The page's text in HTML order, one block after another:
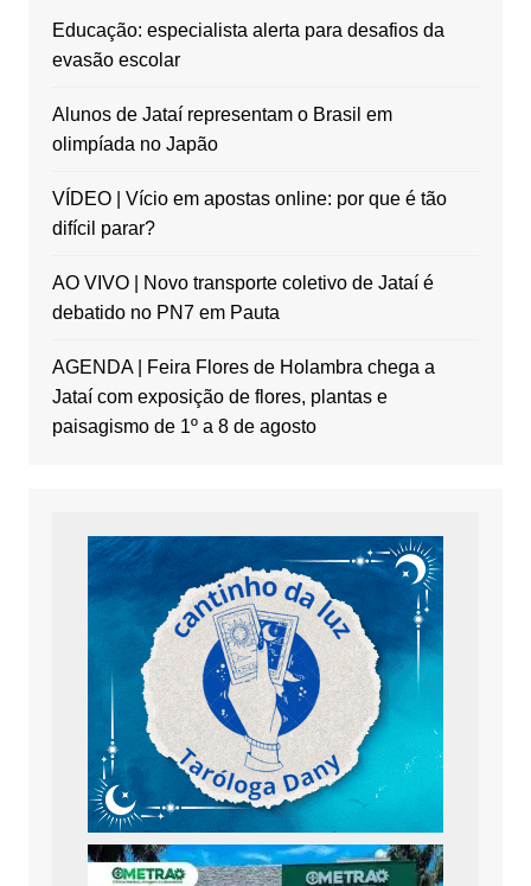
Educação: especialista alerta para desafios da
evasão escolar
Alunos de Jataí representam o Brasil em
olimpíada no Japão
VÍDEO | Vício em apostas online: por que é tão
difícil parar?
AO VIVO | Novo transporte coletivo de Jataí é
debatido no PN7 em Pauta
AGENDA | Feira Flores de Holambra chega a
Jataí com exposição de flores, plantas e
paisagismo de 1º a 8 de agosto